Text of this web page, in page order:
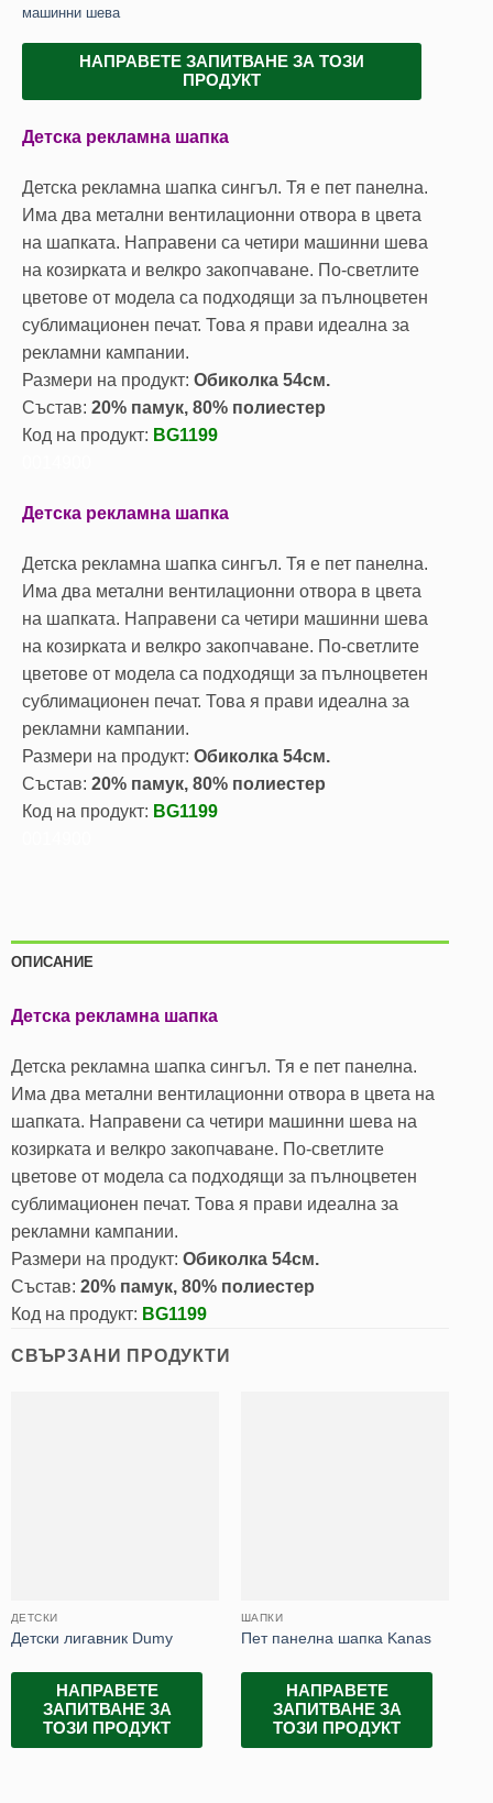
машинни шева
НАПРАВЕТЕ ЗАПИТВАНЕ ЗА ТОЗИ
ПРОДУКТ
Детска рекламна шапка
Детска рекламна шапка сингъл. Тя е пет панелна.
Има два метални вентилационни отвора в цвета
на шапката. Направени са четири машинни шева
на козирката и велкро закопчаване. По-светлите
цветове от модела са подходящи за пълноцветен
сублимационен печат. Това я прави идеална за
рекламни кампании.
Размери на продукт: Обиколка 54см.
Състав: 20% памук, 80% полиестер
Код на продукт: BG1199
Детска рекламна шапка
Детска рекламна шапка сингъл. Тя е пет панелна.
Има два метални вентилационни отвора в цвета
на шапката. Направени са четири машинни шева
на козирката и велкро закопчаване. По-светлите
цветове от модела са подходящи за пълноцветен
сублимационен печат. Това я прави идеална за
рекламни кампании.
Размери на продукт: Обиколка 54см.
Състав: 20% памук, 80% полиестер
Код на продукт: BG1199
ОПИСАНИЕ
Детска рекламна шапка
Детска рекламна шапка сингъл. Тя е пет панелна.
Има два метални вентилационни отвора в цвета на
шапката. Направени са четири машинни шева на
козирката и велкро закопчаване. По-светлите
цветове от модела са подходящи за пълноцветен
сублимационен печат. Това я прави идеална за
рекламни кампании.
Размери на продукт: Обиколка 54см.
Състав: 20% памук, 80% полиестер
Код на продукт: BG1199
СВЪРЗАНИ ПРОДУКТИ
ДЕТСКИ
Детски лигавник Dumy
НАПРАВЕТЕ
ЗАПИТВАНЕ ЗА
ТОЗИ ПРОДУКТ
ШАПКИ
Пет панелна шапка Kanas
НАПРАВЕТЕ
ЗАПИТВАНЕ ЗА
ТОЗИ ПРОДУКТ